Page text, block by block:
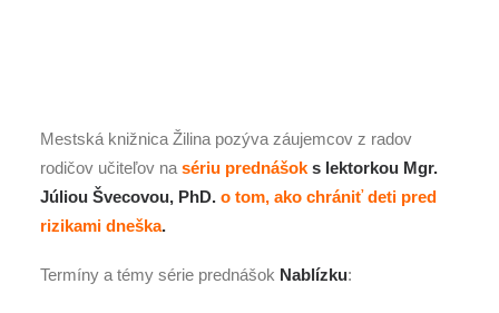
Mestská knižnica Žilina pozýva záujemcov z radov
rodičov učiteľov na sériu prednášok s lektorkou Mgr.
Júliou Švecovou, PhD. o tom, ako chrániť deti pred
rizikami dneška.
Termíny a témy série prednášok Nablízku: